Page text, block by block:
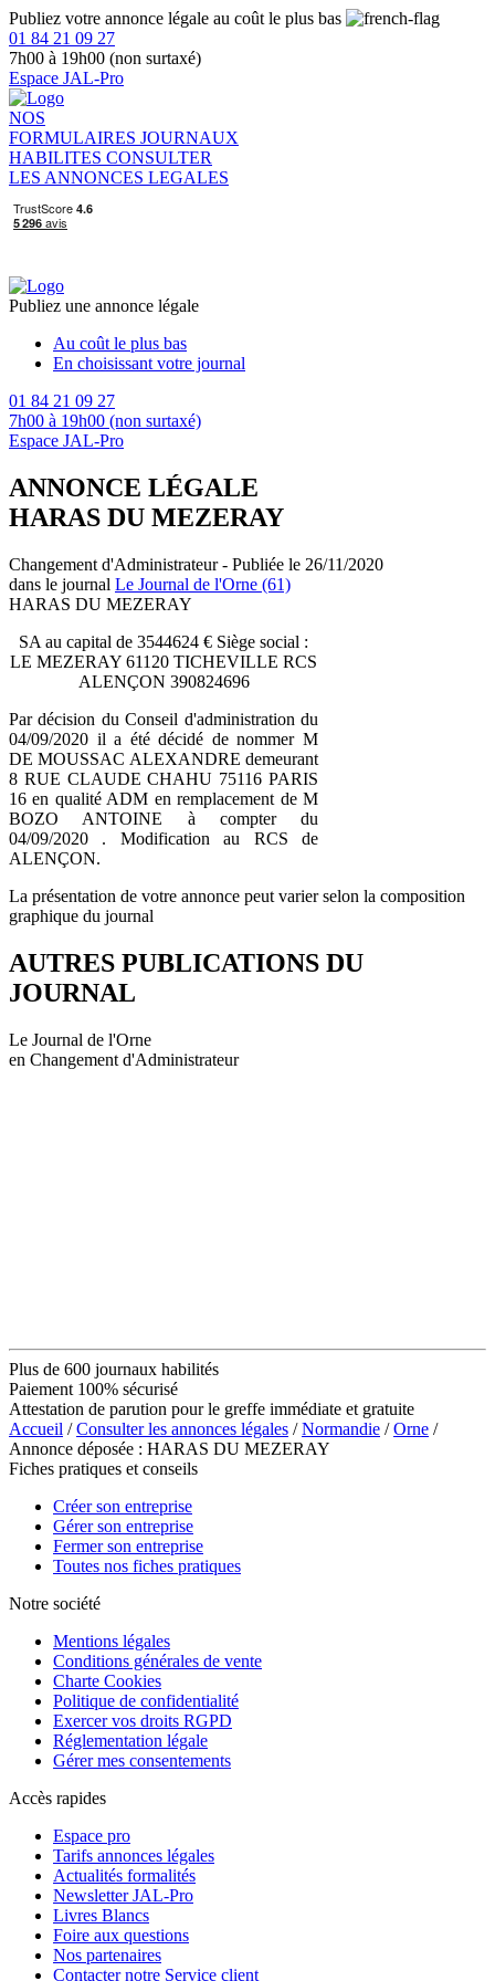
Publiez votre annonce légale au coût le plus bas
01 84 21 09 27
7h00 à 19h00 (non surtaxé)
Espace JAL-Pro
NOS
FORMULAIRES JOURNAUX
HABILITES CONSULTER
LES ANNONCES LEGALES
Publiez une annonce légale
Au coût le plus bas
En choisissant votre journal
01 84 21 09 27
7h00 à 19h00 (non surtaxé)
Espace JAL-Pro
ANNONCE LÉGALE
HARAS DU MEZERAY
Changement d'Administrateur - Publiée le 26/11/2020
dans le journal Le Journal de l'Orne (61)
HARAS DU MEZERAY
SA au capital de 3544624 € Siège social :
LE MEZERAY 61120 TICHEVILLE RCS
ALENÇON 390824696
Par décision du Conseil d'administration du
04/09/2020 il a été décidé de nommer M
DE MOUSSAC ALEXANDRE demeurant
8 RUE CLAUDE CHAHU 75116 PARIS
16 en qualité ADM en remplacement de M
BOZO ANTOINE à compter du
04/09/2020 . Modification au RCS de
ALENÇON.
La présentation de votre annonce peut varier selon la composition
graphique du journal
AUTRES PUBLICATIONS DU
JOURNAL
Le Journal de l'Orne
en Changement d'Administrateur
Plus de 600 journaux habilités
Paiement 100% sécurisé
Attestation de parution pour le greffe immédiate et gratuite
Accueil /Consulter les annonces légales /Normandie /Orne /
Annonce déposée : HARAS DU MEZERAY
Fiches pratiques et conseils
Créer son entreprise
Gérer son entreprise
Fermer son entreprise
Toutes nos fiches pratiques
Notre société
Mentions légales
Conditions générales de vente
Charte Cookies
Politique de confidentialité
Exercer vos droits RGPD
Réglementation légale
Gérer mes consentements
Accès rapides
Espace pro
Tarifs annonces légales
Actualités formalités
Newsletter JAL-Pro
Livres Blancs
Foire aux questions
Nos partenaires
Contacter notre Service client